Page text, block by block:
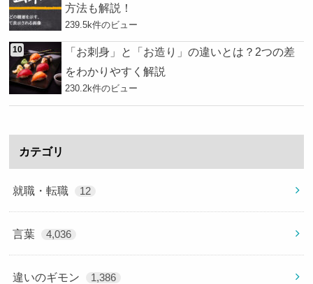
方法も解説！
239.5k件のビュー
「お刺身」と「お造り」の違いとは？2つの差
をわかりやすく解説
230.2k件のビュー
カテゴリ
就職・転職 12
言葉 4,036
違いのギモン 1,386